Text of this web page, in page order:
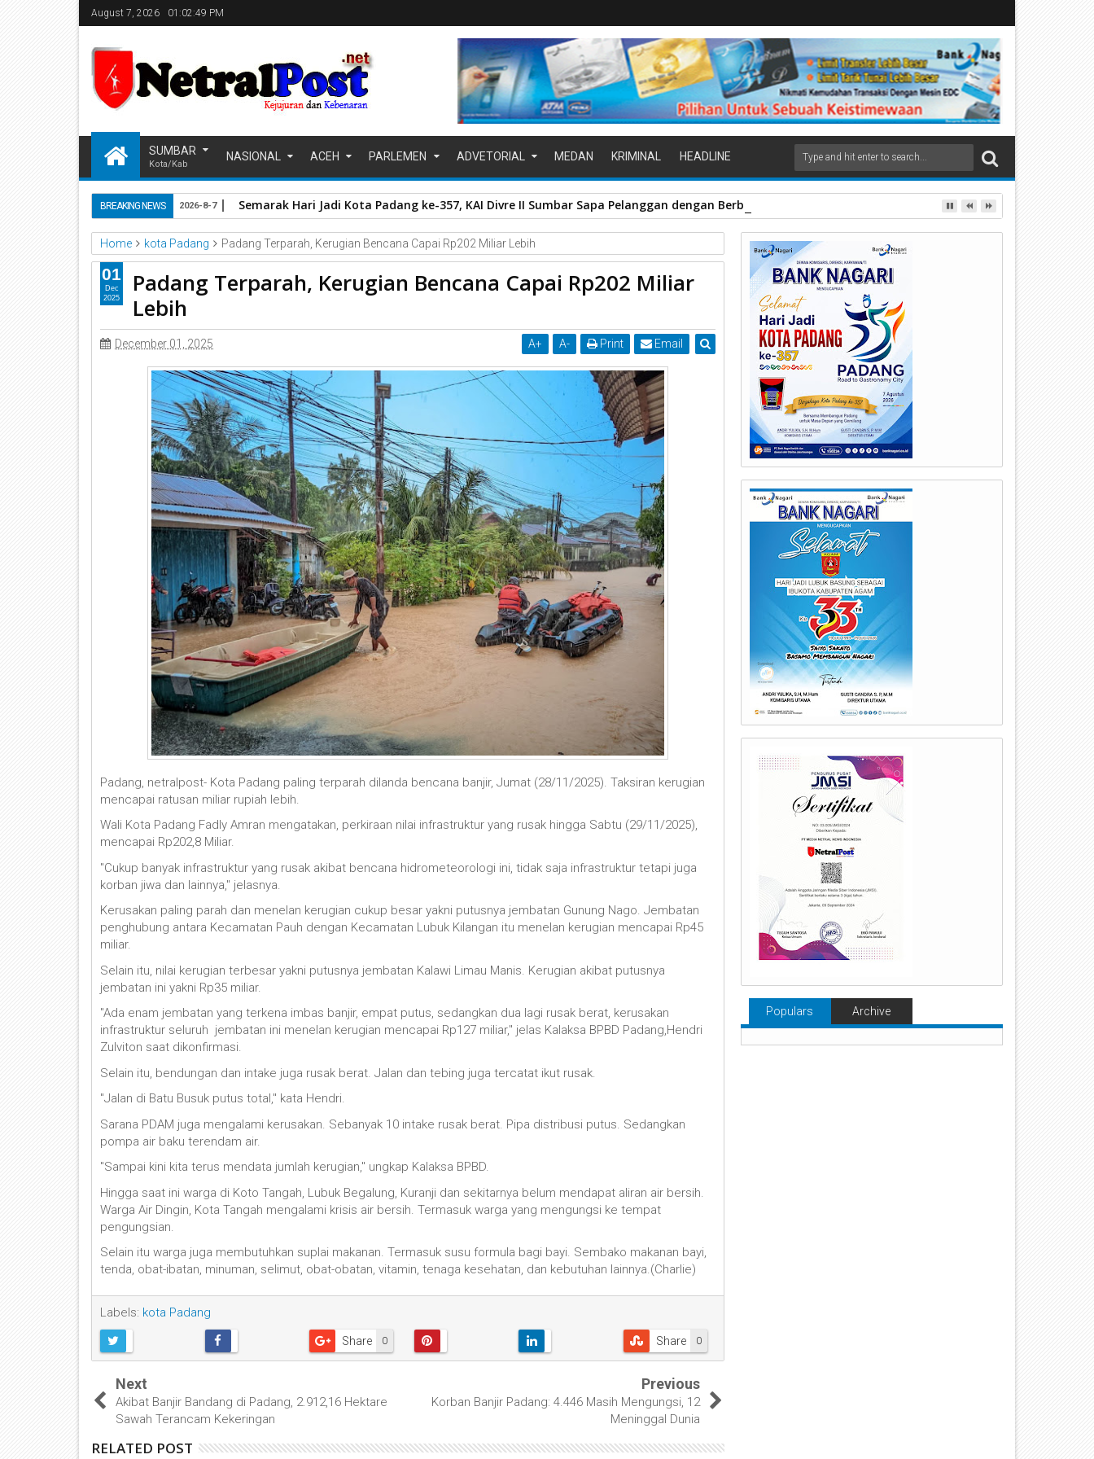
August 7, 2026 01:02:49 PM
SUMBAR
Kota/Kab
NASIONAL ACEH PARLEMEN ADVETORIAL MEDAN KRIMINAL HEADLINE
BREAKING NEWS Semarak Hari Jadi Kota Padang ke-357, KAI Divre II Sumbar Sapa Pelanggan dengan Berbagi Apresiasi di Stasiun Padang
2026-8-7
Home kota Padang Padang Terparah, Kerugian Bencana Capai Rp202 Miliar Lebih
Padang Terparah, Kerugian Bencana Capai Rp202 Miliar
Lebih
December 01, 2025 A+ A- Print Email
Padang, netralpost- Kota Padang paling terparah dilanda bencana banjir, Jumat (28/11/2025). Taksiran kerugian
mencapai ratusan miliar rupiah lebih.
Wali Kota Padang Fadly Amran mengatakan, perkiraan nilai infrastruktur yang rusak hingga Sabtu (29/11/2025),
mencapai Rp202,8 Miliar.
"Cukup banyak infrastruktur yang rusak akibat bencana hidrometeorologi ini, tidak saja infrastruktur tetapi juga
korban jiwa dan lainnya," jelasnya.
Kerusakan paling parah dan menelan kerugian cukup besar yakni putusnya jembatan Gunung Nago. Jembatan
penghubung antara Kecamatan Pauh dengan Kecamatan Lubuk Kilangan itu menelan kerugian mencapai Rp45
miliar.
Selain itu, nilai kerugian terbesar yakni putusnya jembatan Kalawi Limau Manis. Kerugian akibat putusnya
jembatan ini yakni Rp35 miliar.
"Ada enam jembatan yang terkena imbas banjir, empat putus, sedangkan dua lagi rusak berat, kerusakan
infrastruktur seluruh jembatan ini menelan kerugian mencapai Rp127 miliar," jelas Kalaksa BPBD Padang,Hendri
Zulviton saat dikonfirmasi.
Selain itu, bendungan dan intake juga rusak berat. Jalan dan tebing juga tercatat ikut rusak.
"Jalan di Batu Busuk putus total," kata Hendri.
Sarana PDAM juga mengalami kerusakan. Sebanyak 10 intake rusak berat. Pipa distribusi putus. Sedangkan
pompa air baku terendam air.
"Sampai kini kita terus mendata jumlah kerugian," ungkap Kalaksa BPBD.
Hingga saat ini warga di Koto Tangah, Lubuk Begalung, Kuranji dan sekitarnya belum mendapat aliran air bersih.
Warga Air Dingin, Kota Tangah mengalami krisis air bersih. Termasuk warga yang mengungsi ke tempat
pengungsian.
Selain itu warga juga membutuhkan suplai makanan. Termasuk susu formula bagi bayi. Sembako makanan bayi,
tenda, obat-ibatan, minuman, selimut, obat-obatan, vitamin, tenaga kesehatan, dan kebutuhan lainnya.(Charlie)
Labels: kota Padang
0
Share 0
Share
01
Dec
2025
Next
Akibat Banjir Bandang di Padang, 2.912,16 Hektare
Sawah Terancam Kekeringan
Previous
Korban Banjir Padang: 4.446 Masih Mengungsi, 12
Meninggal Dunia
RELATED POST
Populars Archive